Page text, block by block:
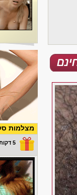
מצלמות
5 דקות חינם במתנה